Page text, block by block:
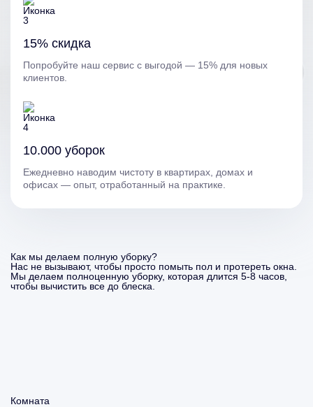
15% скидка
Попробуйте наш сервис с выгодой — 15% для новых
клиентов.
10.000 уборок
Ежедневно наводим чистоту в квартирах, домах и
офисах — опыт, отработанный на практике.
Как мы делаем полную уборку?
Нас не вызывают, чтобы просто помыть пол и протереть окна.
Мы делаем полноценную уборку, которая длится 5-8 часов,
чтобы вычистить все до блеска.
Комната